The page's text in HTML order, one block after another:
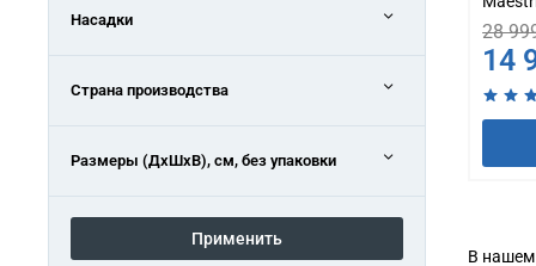
28
14
В нашем
Насадки
Страна производства
Размеры (ДxШxВ), см, без упаковки
Применить